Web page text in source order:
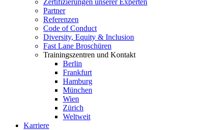
Zertifizierungen unserer Experten
Partner
Referenzen
Code of Conduct
Diversity, Equity & Inclusion
Fast Lane Broschüren
Trainingszentren und Kontakt
Berlin
Frankfurt
Hamburg
München
Wien
Zürich
Weltweit
Karriere